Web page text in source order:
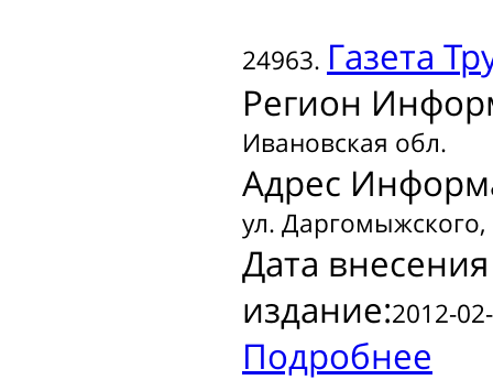
24963. Газета
Регион
Ивановская обл.
Адрес
ул. Даргомыжского,
Дата
издание:2012-
Подробнее